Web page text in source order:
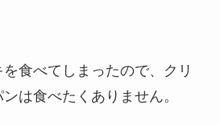
食べてしまったので、クリ
は食べたくありません。